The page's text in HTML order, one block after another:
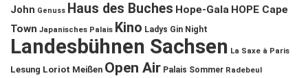
John Genuss Haus des Buches Hope-Gala HOPE Cape
Town Japanisches Palais Kino Ladys Gin Night
Landesbühnen Sachsen La Saxe à Paris
Lesung Loriot Meißen Open Air Palais Sommer Radebeul